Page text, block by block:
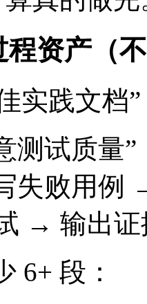
资产（
实践文档
测试质量
失败用
→ 输出证
6+ 段：